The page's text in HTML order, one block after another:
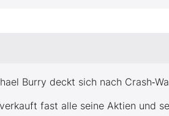
Burry deckt sich nach
fast alle seine Aktien und